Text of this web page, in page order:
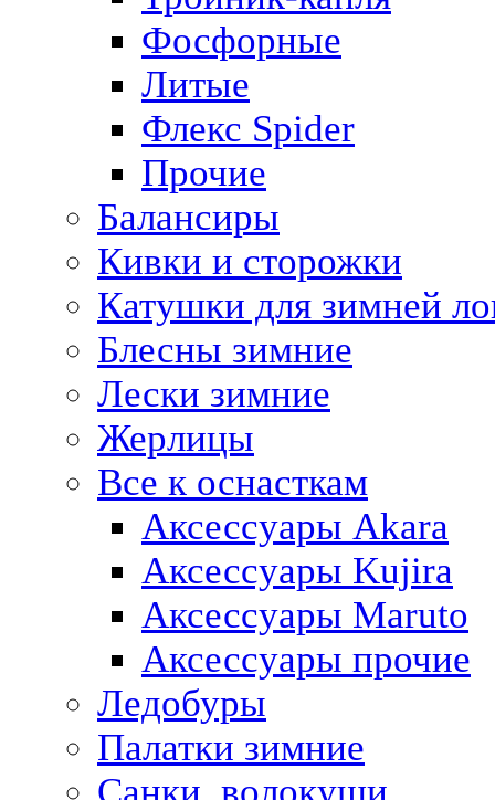
Фосфорные
Литые
Флекс Spider
Прочие
Балансиры
Кивки и сторожки
Катушки для зимней
Блесны зимние
Лески зимние
Жерлицы
Все к оснасткам
Аксессуары Akara
Аксессуары Kujira
Аксессуары Maruto
Аксессуары прочие
Ледобуры
Палатки зимние